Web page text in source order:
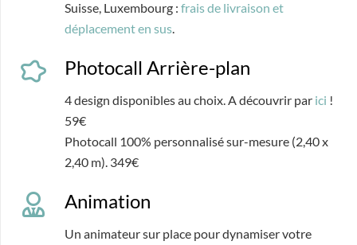
Suisse, Luxembourg : frais de livraison et
déplacement en sus.
Photocall Arrière-plan
4 design disponibles au choix. A découvrir par ici !
59€
Photocall 100% personnalisé sur-mesure (2,40 x
2,40 m). 349€
Animation
Un animateur sur place pour dynamiser votre